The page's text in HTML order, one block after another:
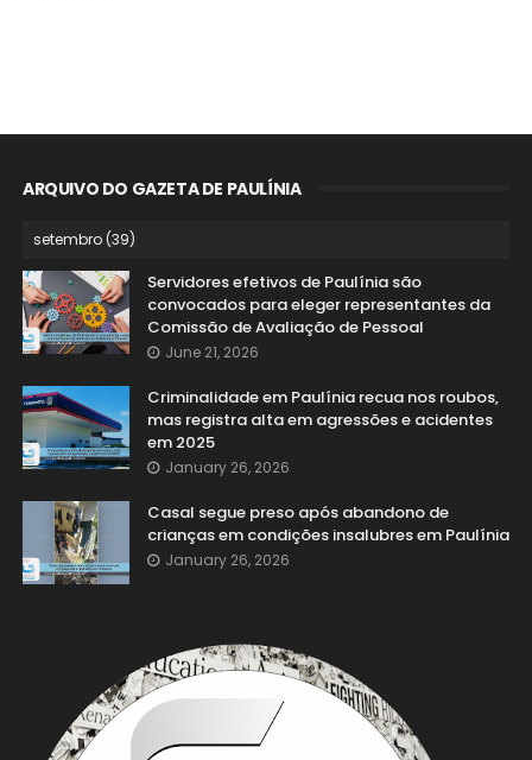
ARQUIVO DO GAZETA DE PAULÍNIA
Servidores efetivos de Paulínia são
convocados para eleger representantes da
Comissão de Avaliação de Pessoal
June 21, 2026
Criminalidade em Paulínia recua nos roubos,
mas registra alta em agressões e acidentes
em 2025
January 26, 2026
Casal segue preso após abandono de
crianças em condições insalubres em Paulínia
January 26, 2026